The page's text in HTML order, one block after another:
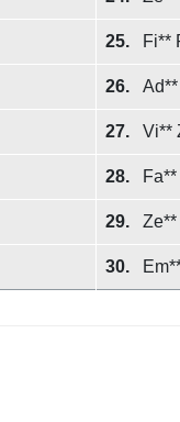
25. Fi**
26.
27. Vi**
28.
29. Ze**
30.